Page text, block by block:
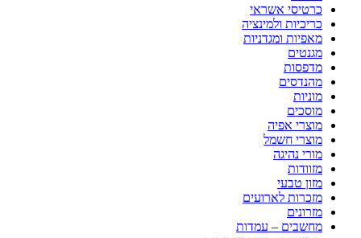
כרטיסי אשראי
כריכיות ולמינציה
מאפיות ומגדניות
מגנטים
מדפסות
מהנדסים
מוניות
מוסכים
מוצרי אפיה
מוצרי חשמל
מורי נהיגה
מזוודות
מזון טבעי
מזכרות לארועים
מזרונים
מחשבים – עמדות